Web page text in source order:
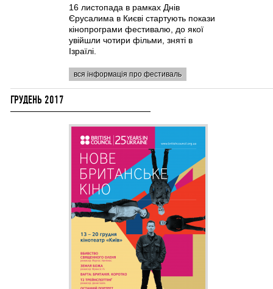
16 листопада в рамках Днів
Єрусалима в Києві стартують покази
кінопрограми фестивалю, до якої
увійшли чотири фільми, зняті в
Ізраїлі.
вся інформація про фестиваль
ГРУДЕНЬ 2017